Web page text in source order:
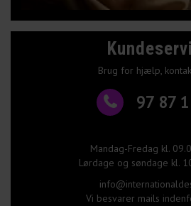
Brug for hjælp,
97 87
Mandag-Fredag kl.
Lørdage og søndage kl.
Vi besvarer mails